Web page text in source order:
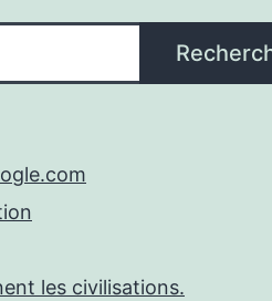
les civilisations.